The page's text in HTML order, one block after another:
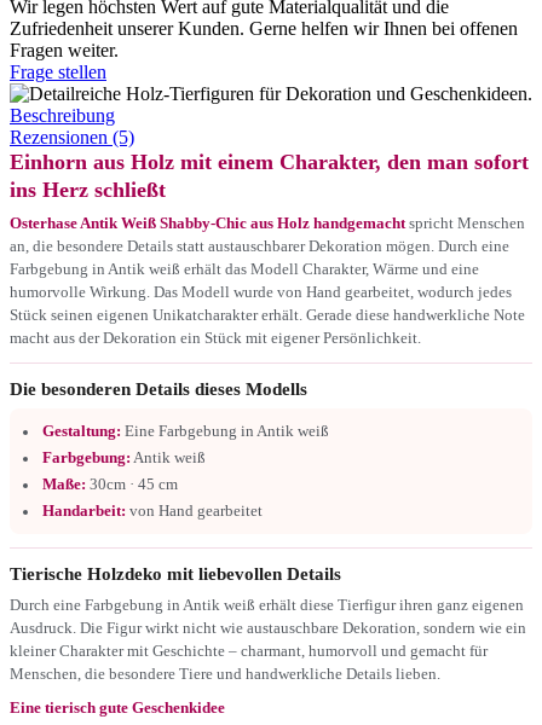
Wir legen höchsten Wert auf gute Materialqualität und die
Zufriedenheit unserer Kunden. Gerne helfen wir Ihnen bei offenen
Fragen weiter.
Frage stellen
Beschreibung
Rezensionen (5)
Einhorn aus Holz mit einem Charakter, den man sofort
ins Herz schließt
Osterhase Antik Weiß Shabby-Chic aus Holz handgemacht spricht Menschen
an, die besondere Details statt austauschbarer Dekoration mögen. Durch eine
Farbgebung in Antik weiß erhält das Modell Charakter, Wärme und eine
humorvolle Wirkung. Das Modell wurde von Hand gearbeitet, wodurch jedes
Stück seinen eigenen Unikatcharakter erhält. Gerade diese handwerkliche Note
macht aus der Dekoration ein Stück mit eigener Persönlichkeit.
Die besonderen Details dieses Modells
Gestaltung: Eine Farbgebung in Antik weiß
Farbgebung: Antik weiß
Maße: 30cm · 45 cm
Handarbeit: von Hand gearbeitet
Tierische Holzdeko mit liebevollen Details
Durch eine Farbgebung in Antik weiß erhält diese Tierfigur ihren ganz eigenen
Ausdruck. Die Figur wirkt nicht wie austauschbare Dekoration, sondern wie ein
kleiner Charakter mit Geschichte – charmant, humorvoll und gemacht für
Menschen, die besondere Tiere und handwerkliche Details lieben.
Eine tierisch gute Geschenkidee